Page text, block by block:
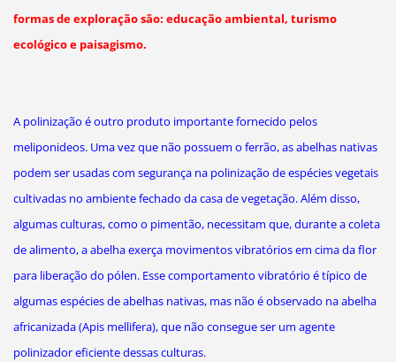
formas de exploração são: educação ambiental, turismo
ecológico e paisagismo.
A polinização é outro produto importante fornecido pelos
meliponideos. Uma vez que não possuem o ferrão, as abelhas nativas
podem ser usadas com segurança na polinização de espécies vegetais
cultivadas no ambiente fechado da casa de vegetação. Além disso,
algumas culturas, como o pimentão, necessitam que, durante a coleta
de alimento, a abelha exerça movimentos vibratórios em cima da flor
para liberação do pólen. Esse comportamento vibratório é típico de
algumas espécies de abelhas nativas, mas não é observado na abelha
africanizada (Apis mellifera), que não consegue ser um agente
polinizador eficiente dessas culturas.